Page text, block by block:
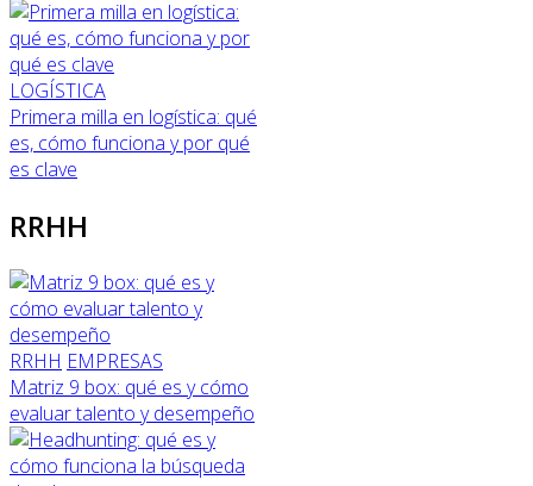
LOGÍSTICA
Primera milla en logística: qué
es, cómo funciona y por qué
es clave
RRHH
RRHH EMPRESAS
Matriz 9 box: qué es y cómo
evaluar talento y desempeño